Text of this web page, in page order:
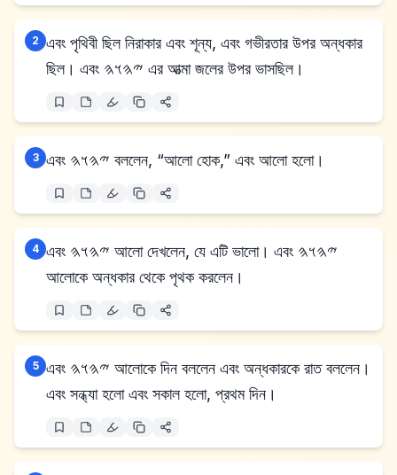
2 এবং পৃথিবী ছিল নিরাকার এবং শূন্য, এবং গভীরতার উপর অন্ধকার
ছিল। এবং 𐤉𐤄𐤅𐤄 এর আত্মা জলের উপর ভাসছিল।
3 এবং 𐤉𐤄𐤅𐤄 বললেন, “আলো হোক,” এবং আলো হলো।
4 এবং 𐤉𐤄𐤅𐤄 আলো দেখলেন, যে এটি ভালো। এবং 𐤉𐤄𐤅𐤄
আলোকে অন্ধকার থেকে পৃথক করলেন।
5 এবং 𐤉𐤄𐤅𐤄 আলোকে দিন বললেন এবং অন্ধকারকে রাত বললেন।
এবং সন্ধ্যা হলো এবং সকাল হলো, প্রথম দিন।